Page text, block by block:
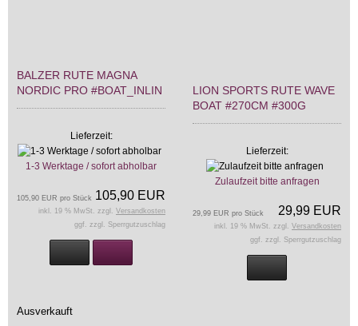
BALZER RUTE MAGNA
NORDIC PRO #BOAT_INLIN
Lieferzeit:
1-3 Werktage / sofort abholbar
105,90 EUR
105,90 EUR pro Stück
inkl. 19 % MwSt. zzgl. Versandkosten
ggf. zzgl. Sperrgutzuschlag
LION SPORTS RUTE WAVE
BOAT #270CM #300G
Lieferzeit:
Zulaufzeit bitte anfragen
29,99 EUR
29,99 EUR pro Stück
inkl. 19 % MwSt. zzgl. Versandkosten
ggf. zzgl. Sperrgutzuschlag
Ausverkauft